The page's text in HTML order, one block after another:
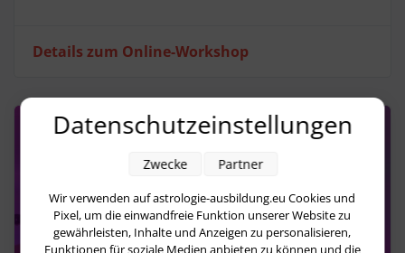
Details zum Online-Workshop
Datenschutzeinstellungen
Wir verwenden auf astrologie-ausbildung.eu Cookies und
Pixel, um die einwandfreie Funktion unserer Website zu
gewährleisten, Inhalte und Anzeigen zu personalisieren,
Funktionen für soziale Medien anbieten zu können und die
Zwecke Partner